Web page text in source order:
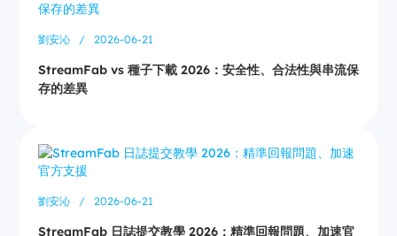
劉安沁 / 2026-06-21
StreamFab vs 種子下載 2026：安全性、合法性與串流保
存的差異
劉安沁 / 2026-06-21
StreamFab 日誌提交教學 2026：精準回報問題、加速官